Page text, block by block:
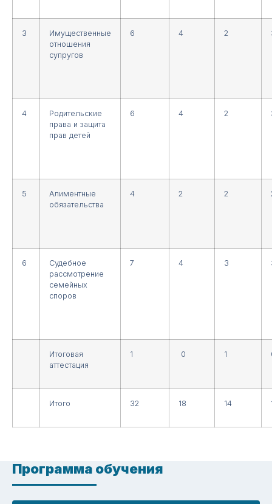
3
Имущественные
отношения
супругов
6 4 2
4
Родительские
права и защита
прав детей
6 4 2
5
Алиментные
обязательства
4 2 2
6
Судебное
рассмотрение
семейных
споров
7 4 3
Итоговая
аттестация
1 0 1
Итого 32 18 14
Программа обучения